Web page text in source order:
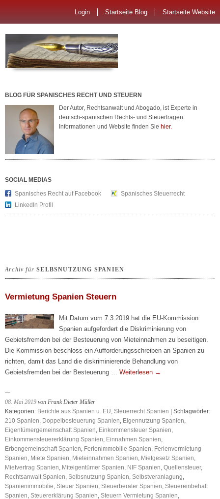
Login Startseite Blog Startseite Website
BLOG FÜR SPANISCHES RECHT UND STEUERN
Der Autor, Rechtsanwalt und Abogado, ist Experte in
deutsch-spanischen Rechts- und Steuerfragen.
Informationen und Website finden Sie hier.
SOCIAL MEDIAS
Spanisches Recht auf Facebook
Spanisches Steuerrecht
LinkedIn Profil
Archiv fürSELBSNUTZUNG SPANIEN
Vermietung Spanien Steuern
Mit Datum vom 7.3.2019 hat die EU-Kommission
Spanien aufgefordert die Diskriminierung von
Gebietsfremden bei der Besteuerung von Mieteinnahmen zu beseitigen.
Die Kommission beschloss ein Aufforderungsschreiben an Spanien zu
richten, damit das Land die diskriminierende Behandlung von
Gebietsfremden bei der Besteuerung … Weiterlesen →
08. Mai 2019 von Frank Dieter Müller
Kategorien: Berichte aus Spanien u. EU, Steuerrecht Spanien | Schlagwörter:
210 Spanien, Doppelbesteuerung Spanien, Eigennutzung Spanien,
Eigentümergemeinschaft Spanien, Einkommensteuer Spanien,
Einkommensteuererklärung Spanien, Einnahmen Spanien,
Erbengemeinschaft Spanien, Ferienimmobilie Spanien, Ferienvermietung
Spanien, Miete Spanien, Mieteinnahmen Spanien, Mietgesetz Spanien,
Mietvertrag Spanien, Miteigentümer Spanien, NIF Spanien, Quellensteuer,
Rechtsanwalt Spanien, Selbsnutzung Spanien, Selbstveranlagung,
Spanienimmobilie, Steuer Spanien, Steuerberater Spanien, Steuereinbehalt
Spanien, Steuererklärung Spanien, Steuern Vermietung Spanien,